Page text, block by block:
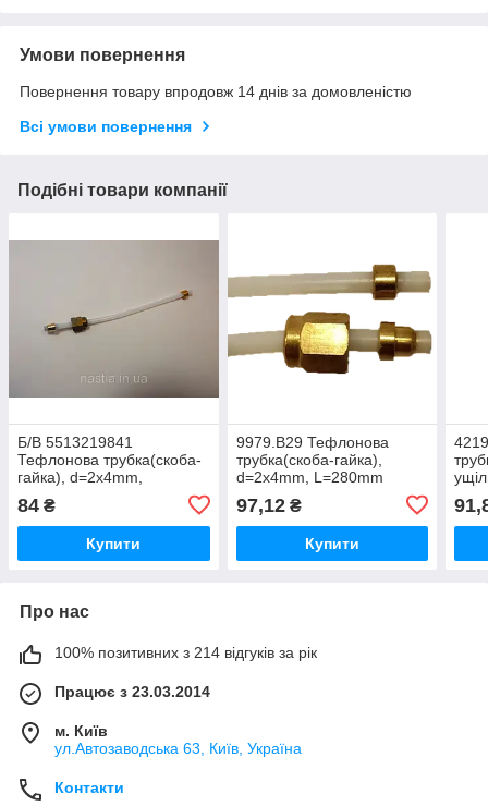
Умови повернення
Повернення товару впродовж 14 днів за домовленістю
Всі умови повернення
Подібні товари компанії
Б/В 5513219841
Тефлонова трубка(скоба-
гайка), d=2x4mm,
84 ₴
Купити
9979.В29 Тефлонова
трубка(скоба-гайка),
d=2x4mm, L=280mm
97,12₴
Купити
EP,
Про нас
100% позитивних з 214 відгуків за рік
Працює з 23.03.2014
м. Київ
ул.Автозаводська 63, Київ, Україна
Контакти